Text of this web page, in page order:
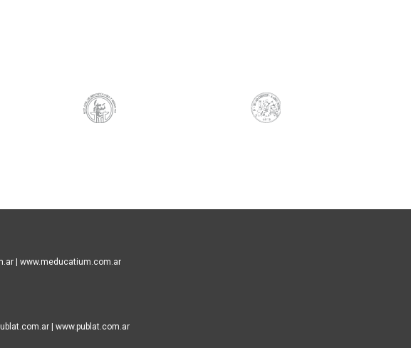
| www.meducatium.com.ar
|
www.publat.com.ar